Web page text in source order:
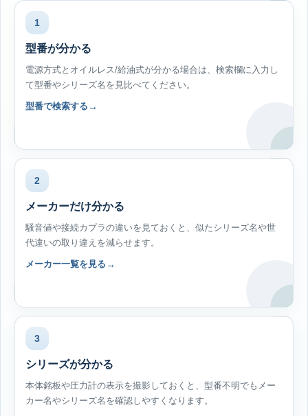
1
型番が分かる
電源方式とオイルレス/給油式が分かる場合は、検索欄に入力し
て型番やシリーズ名を見比べてください。
型番で検索する
2
メーカーだけ分かる
騒音値や接続カプラの違いを見ておくと、似たシリーズ名や世
代違いの取り違えを減らせます。
メーカー一覧を見る
3
シリーズが分かる
本体銘板や圧力計の表示を撮影しておくと、型番不明でもメー
カー名やシリーズ名を確認しやすくなります。